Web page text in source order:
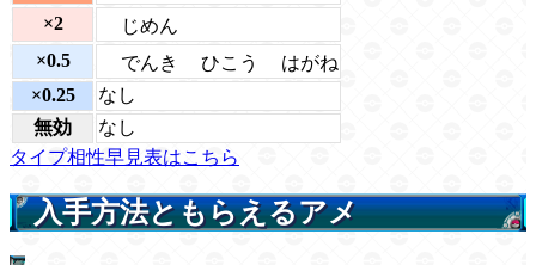
×2
じめん
×0.5
でんき ひこう
はがね
×0.25
なし
無効
なし
タイプ相性早見表はこちら
入手方法ともらえるアメ